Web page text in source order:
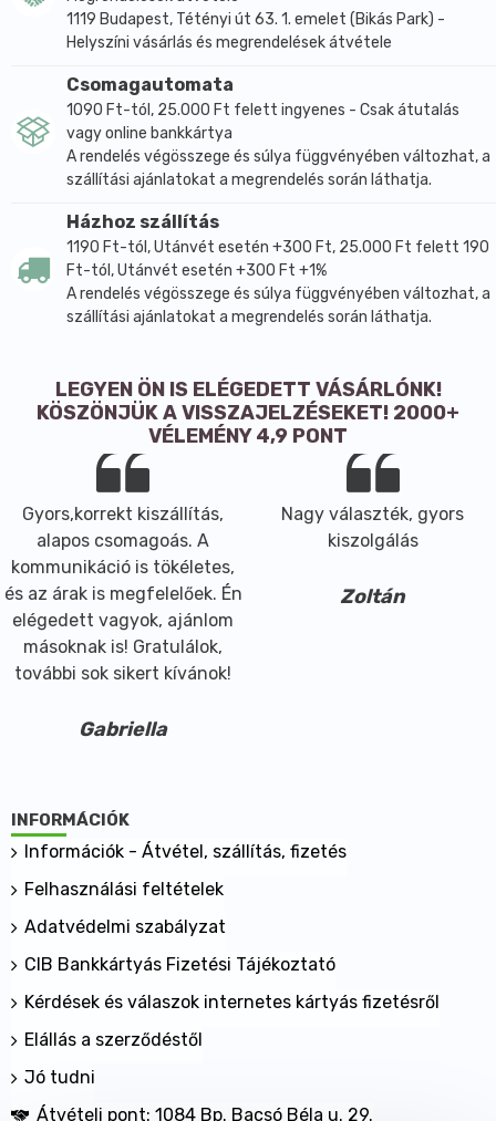
1119 Budapest, Tétényi út 63. 1. emelet (Bikás Park) -
Helyszíni vásárlás és megrendelések átvétele
Csomagautomata
1090 Ft-tól, 25.000 Ft felett ingyenes - Csak átutalás
vagy online bankkártya
A rendelés végösszege és súlya függvényében változhat, a
szállítási ajánlatokat a megrendelés során láthatja.
Házhoz szállítás
1190 Ft-tól, Utánvét esetén +300 Ft, 25.000 Ft felett 190
Ft-tól, Utánvét esetén +300 Ft +1%
A rendelés végösszege és súlya függvényében változhat, a
szállítási ajánlatokat a megrendelés során láthatja.
LEGYEN ÖN IS ELÉGEDETT VÁSÁRLÓNK!
KÖSZÖNJÜK A VISSZAJELZÉSEKET! 2000+
VÉLEMÉNY 4,9 PONT
Gyors,korrekt kiszállítás,
alapos csomagoás. A
kommunikáció is tökéletes,
és az árak is megfelelőek. Én
elégedett vagyok, ajánlom
másoknak is! Gratulálok,
további sok sikert kívánok!
Gabriella
Nagy választék, gyors
kiszolgálás
Zoltán
INFORMÁCIÓK
Információk - Átvétel, szállítás, fizetés
Felhasználási feltételek
Adatvédelmi szabályzat
CIB Bankkártyás Fizetési Tájékoztató
Kérdések és válaszok internetes kártyás fizetésről
Elállás a szerződéstől
Jó tudni
Átvételi pont: 1084 Bp. Bacsó Béla u. 29.